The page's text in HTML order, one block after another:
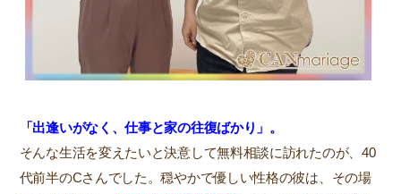
「出逢いがなく、仕事と家の往復ばかり」。
そんな生活を変えたいと決意して無料相談に訪れたのが、40
代前半のCさんでした。穏やかで優しい性格の彼は、その場